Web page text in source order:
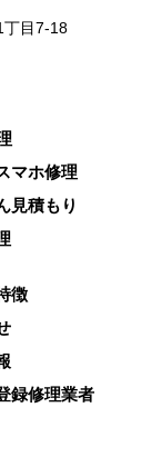
丁目7-18
マホ修理
見積もり
徴
録修理業者